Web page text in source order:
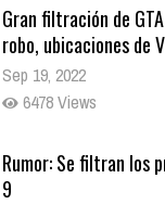
Gran filtración de
robo, ubicaciones de
Sep 19, 2022
6478 Views
Rumor: Se filtran los
9